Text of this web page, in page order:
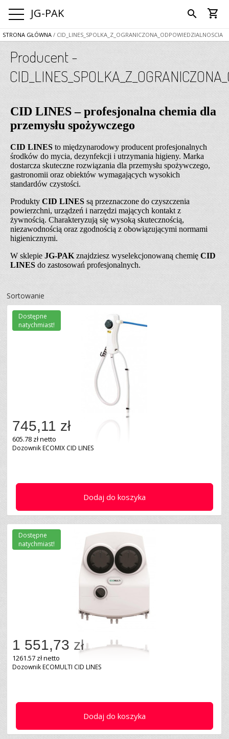
JG-PAK search shopping_cart
STRONA GŁÓWNA / CID_LINES_SPOLKA_Z_OGRANICZONA_ODPOWIEDZIALNOSCIA
Producent -
CID LINES – profesjonalna chemia dla
przemysłu spożywczego
CID LINES to międzynarodowy producent profesjonalnych
środków do mycia, dezynfekcji i utrzymania higieny. Marka
dostarcza skuteczne rozwiązania dla przemysłu spożywczego,
gastronomii oraz obiektów wymagających wysokich
standardów czystości.
ProduktyCID LINES są przeznaczone do czyszczenia
powierzchni, urządzeń i narzędzi mających kontakt z
żywnością. Charakteryzują się wysoką skutecznością,
niezawodnością oraz zgodnością z obowiązującymi normami
higienicznymi.
W sklepieJG-PAK znajdziesz wyselekcjonowaną chemięCID
LINES do zastosowań profesjonalnych.
Sortowanie
Dodaj do koszyka
745,11 zł
605.78 zł netto
Dozownik ECOMIX CID LINES
Dostępne
natychmiast!
Dodaj do koszyka
1 551,73 zł
1261.57 zł netto
Dozownik ECOMULTI CID LINES
Dostępne
natychmiast!